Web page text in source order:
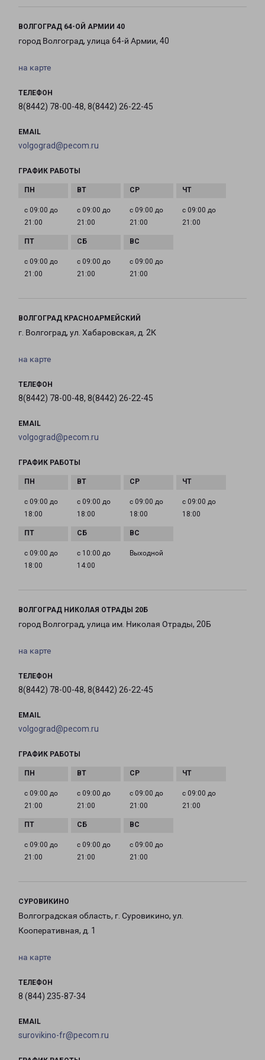
ВОЛГОГРАД 64-ОЙ АРМИИ 40
город Волгоград, улица 64-й Армии, 40
на карте
ТЕЛЕФОН
8(8442) 78-00-48, 8(8442) 26-22-45
EMAIL
volgograd@pecom.ru
ГРАФИК РАБОТЫ
с 09:00 до
21:00
с 09:00 до
21:00
с 09:00 до
21:00
с 09:00 до
21:00
с 09:00 до
21:00
с 09:00 до
21:00
с 09:00 до
21:00
ВОЛГОГРАД КРАСНОАРМЕЙСКИЙ
г. Волгоград, ул. Хабаровская, д. 2К
на карте
ТЕЛЕФОН
8(8442) 78-00-48, 8(8442) 26-22-45
EMAIL
volgograd@pecom.ru
ГРАФИК РАБОТЫ
с 09:00 до
18:00
с 09:00 до
18:00
с 09:00 до
18:00
с 09:00 до
18:00
с 09:00 до
18:00
с 10:00 до
14:00
Выходной
ВОЛГОГРАД НИКОЛАЯ ОТРАДЫ 20Б
город Волгоград, улица им. Николая Отрады, 20Б
на карте
ТЕЛЕФОН
8(8442) 78-00-48, 8(8442) 26-22-45
EMAIL
volgograd@pecom.ru
ГРАФИК РАБОТЫ
с 09:00 до
21:00
с 09:00 до
21:00
с 09:00 до
21:00
с 09:00 до
21:00
с 09:00 до
21:00
с 09:00 до
21:00
с 09:00 до
21:00
СУРОВИКИНО
Волгоградская область, г. Суровикино, ул.
Кооперативная, д. 1
на карте
ТЕЛЕФОН
8 (844) 235-87-34
EMAIL
surovikino-fr@pecom.ru